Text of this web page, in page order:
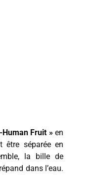
Human Fruit »en
être séparée en
la bille de
dans l’eau.